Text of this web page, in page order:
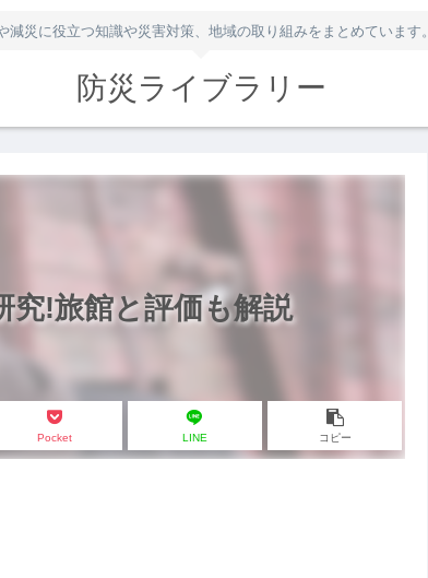
減災に役立つ知識や災害対策、地域の取り組みをまとめています。
防災ライブラリー
究!旅館と評価も解説
Pocket LINE コピー